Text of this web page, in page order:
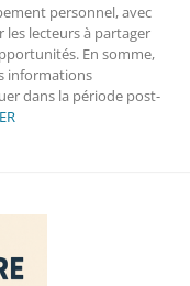
personnel, avec
les lecteurs à partager
En somme,
informations
dans la période post-